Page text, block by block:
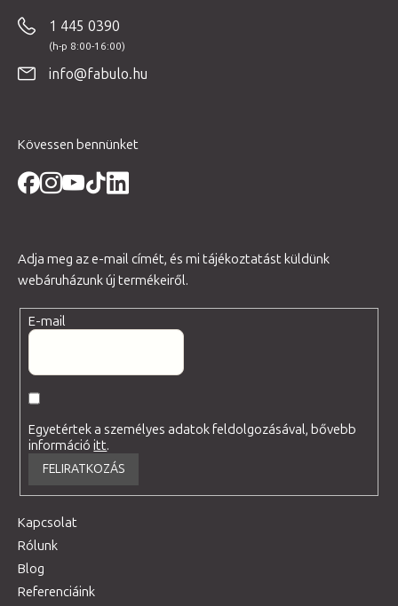
1 445 0390
info@fabulo.hu
Kövessen bennünket
Adja meg az e-mail címét, és mi tájékoztatást küldünk
webáruházunk új termékeiről.
E-mail
Egyetértek a személyes adatok feldolgozásával, bővebb
információitt.
FELIRATKOZÁS
Kapcsolat
Rólunk
Blog
Referenciáink